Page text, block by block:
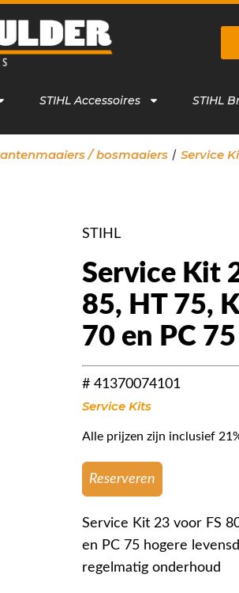
STIHL Accessoires STIHL
/ bosmaaiers / Service
STIHL
Service Kit
85, HT 75,
70 en PC 75
# 41370074101
Service Kits
Alle prijzen zijn inclusief
Reserveren
Service Kit 23 voor FS
en PC 75 hogere
regelmatig onderhoud